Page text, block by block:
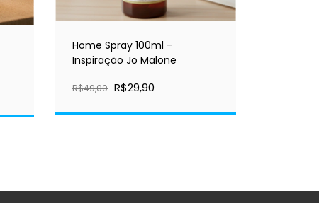
Home Spray 100ml -
Inspiração Jo Malone
R$49,00 R$29,90